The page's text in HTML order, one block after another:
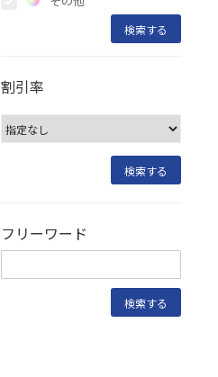
割引率
フリーワード